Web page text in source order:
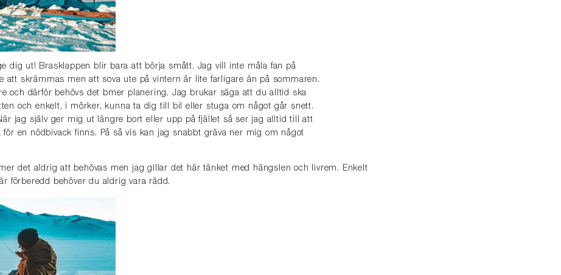
dig ut! Brasklappen blir bara att börja smått. Jag vill inte måla fan på
att skrämmas men att sova ute på vintern är lite farligare än på sommaren.
och därför behövs det bmer planering. Jag brukar säga att du alltid ska
och enkelt, i mörker, kunna ta dig till bil eller stuga om något går snett.
jag själv ger mig ut längre bort eller upp på fjället så ser jag alltid till att
för en nödbivack finns. På så vis kan jag snabbt gräva ner mig om något
det aldrig att behövas men jag gillar det här tänket med hängslen och livrem. Enkelt
förberedd behöver du aldrig vara rädd.